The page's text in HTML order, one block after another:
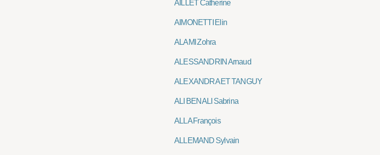
AILLET Catherine
AIMONETTI Elin
ALAMI Zohra
ALESSANDRIN Arnaud
ALEXANDRA ET TANGUY
ALI BENALI Sabrina
ALLA François
ALLEMAND Sylvain